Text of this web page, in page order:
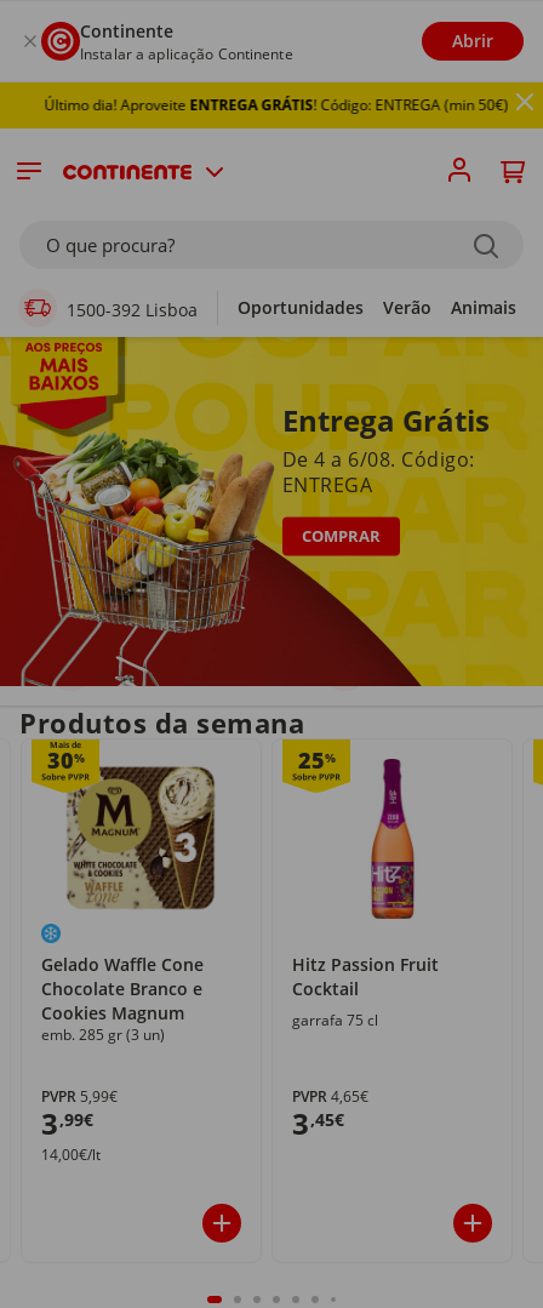
Continente
Instalar a aplicação Continente
Abrir
dia! AproveiteENTREGA GRÁTIS! Código: ENTREGA (min 50€)
O que procura?
1500-392 Lisboa Oportunidades Verão Animais
Supermercado Online
Entrega Grátis
De 4 a 6/08. Código:
ENTREGA
COMPRAR
Entrega em casa
no próprio dia
Recolha grátis
com o Click&Go
Produtos da semana
Mais de
30%
Gelado Waffle Cone
Chocolate Branco e
Cookies Magnum
emb. 285 gr (3 un)
PVPR 5,99€
3,99€
14,00€/lt
25%
Hitz Passion Fruit
Cocktail
garrafa 75 cl
PVPR4,65€
3,45€